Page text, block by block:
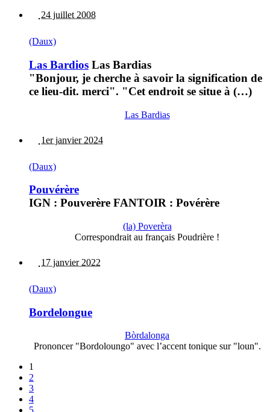
24 juillet 2008
(Daux)
Las Bardios Las Bardias
"Bonjour, je cherche à savoir la signification de
ce lieu-dit. merci". "Cet endroit se situe à (…)
Las Bardias
1er janvier 2024
(Daux)
Pouvérère
IGN : Pouverère FANTOIR : Povérère
(la) Poverèra
Correspondrait au français Poudrière !
17 janvier 2022
(Daux)
Bordelongue
Bòrdalonga
Prononcer "Bordoloungo" avec l’accent tonique sur "loun".
1
2
3
4